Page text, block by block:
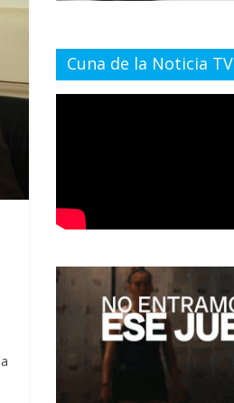
Cuna de la Noticia TV